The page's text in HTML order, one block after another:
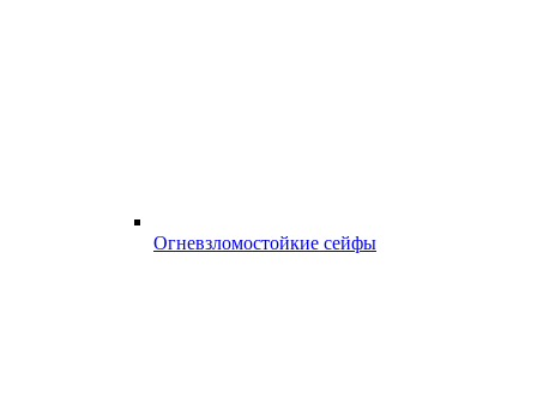
Огневзломостойкие сейфы